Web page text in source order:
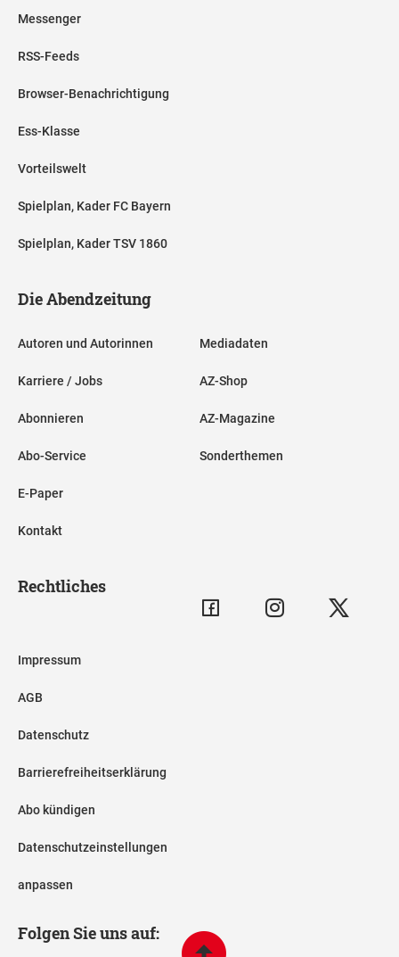
Messenger
RSS-Feeds
Browser-Benachrichtigung
Ess-Klasse
Vorteilswelt
Spielplan, Kader FC Bayern
Spielplan, Kader TSV 1860
Die Abendzeitung
Autoren und Autorinnen
Karriere / Jobs
Abonnieren
Abo-Service
E-Paper
Kontakt
Mediadaten
AZ-Shop
AZ-Magazine
Sonderthemen
Rechtliches
Impressum
AGB
Datenschutz
Barrierefreiheitserklärung
Abo kündigen
Datenschutzeinstellungen
anpassen
Folgen Sie uns auf: